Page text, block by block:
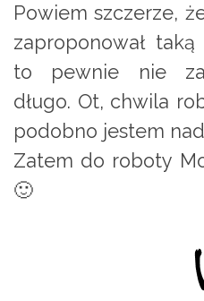
Powiem szczerze,
zaproponował
to pewnie nie
długo. Ot, chwila
podobno jestem
Zatem do roboty
🙂